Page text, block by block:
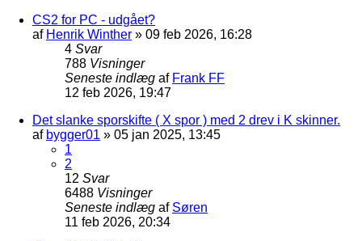
CS2 for PC - udgået?
af Henrik Winther » 09 feb 2026, 16:28
4 Svar
788 Visninger
Seneste indlæg af Frank FF
12 feb 2026, 19:47
Det slanke sporskifte ( X spor ) med 2 drev i K skinner.
af bygger01 » 05 jan 2025, 13:45
1
2
12 Svar
6488 Visninger
Seneste indlæg af Søren
11 feb 2026, 20:34